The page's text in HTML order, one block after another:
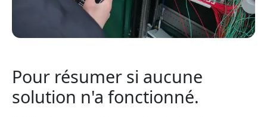
Pour résumer si aucune
solution n'a fonctionné.